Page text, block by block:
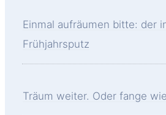
Einmal aufräumen bitte: der
Frühjahrsputz
Träum weiter. Oder fange